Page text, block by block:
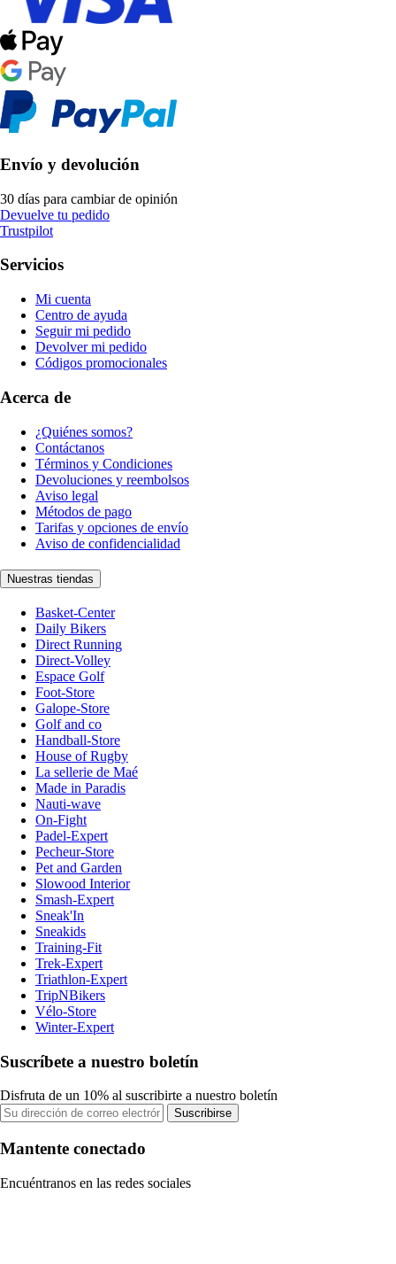
Envío y devolución
30 días para cambiar de opinión
Devuelve tu pedido
Trustpilot
Servicios
Mi cuenta
Centro de ayuda
Seguir mi pedido
Devolver mi pedido
Códigos promocionales
Acerca de
¿Quiénes somos?
Contáctanos
Términos y Condiciones
Devoluciones y reembolsos
Aviso legal
Métodos de pago
Tarifas y opciones de envío
Aviso de confidencialidad
Nuestras tiendas
Basket-Center
Daily Bikers
Direct Running
Direct-Volley
Espace Golf
Foot-Store
Galope-Store
Golf and co
Handball-Store
House of Rugby
La sellerie de Maé
Made in Paradis
Nauti-wave
On-Fight
Padel-Expert
Pecheur-Store
Pet and Garden
Slowood Interior
Smash-Expert
Sneak'In
Sneakids
Training-Fit
Trek-Expert
Triathlon-Expert
TripNBikers
Vélo-Store
Winter-Expert
Suscríbete a nuestro boletín
Disfruta de un 10% al suscribirte a nuestro boletín
Suscribirse
Mantente conectado
Encuéntranos en las redes sociales